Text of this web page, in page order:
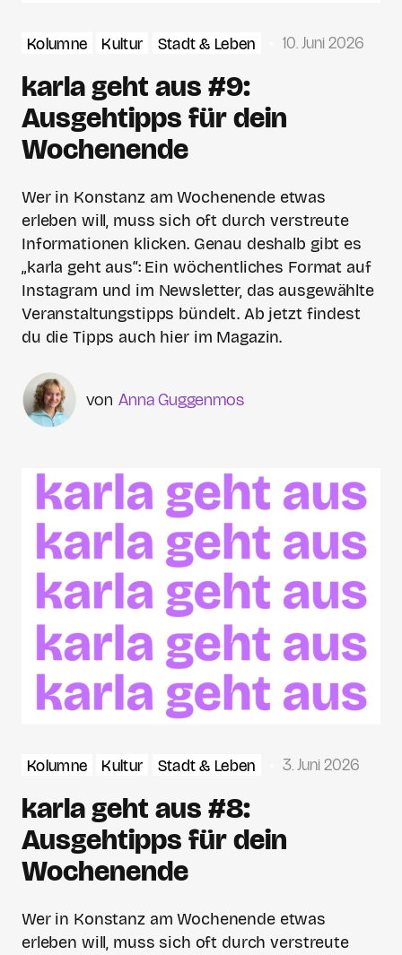
Kolumne Kultur Stadt & Leben 10. Juni 2026
karla geht aus #9:
Ausgehtipps für dein
Wochenende
Wer in Konstanz am Wochenende etwas
erleben will, muss sich oft durch verstreute
Informationen klicken. Genau deshalb gibt es
„karla geht aus“: Ein wöchentliches Format auf
Instagram und im Newsletter, das ausgewählte
Veranstaltungstipps bündelt. Ab jetzt findest
du die Tipps auch hier im Magazin.
Anna Guggenmos
Kolumne Kultur Stadt & Leben 3. Juni 2026
karla geht aus #8:
Ausgehtipps für dein
Wochenende
Wer in Konstanz am Wochenende etwas
erleben will, muss sich oft durch verstreute